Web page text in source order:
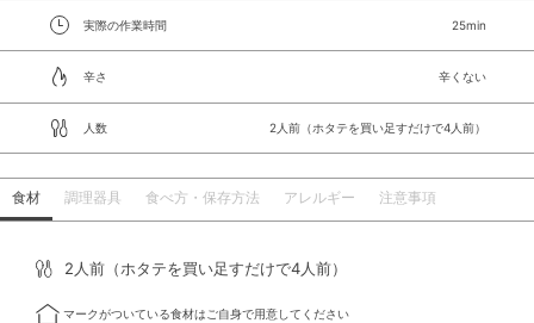
実際の作業時間 25min
辛さ 辛くない
人数 2人前（ホタテを買い足すだけで4人前）
食材 調理器具 食べ方・保存方法 アレルギー 注意事項
2人前（ホタテを買い足すだけで4人前）
マークがついている食材はご自身で用意してください